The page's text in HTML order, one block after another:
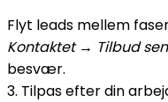
Flyt leads mellem
Kontaktet → Tilbud
besvær.
3. Tilpas efter din